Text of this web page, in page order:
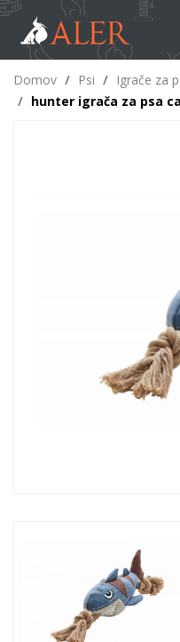
Domov / Psi / Igrače za
/ hunter igrača za psa